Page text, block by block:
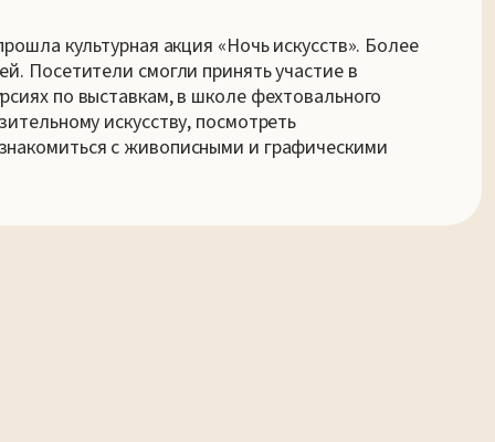
культурная акция «Ночь искусств». Более
Посетители смогли принять участие в
по выставкам, в школе фехтовального
искусству, посмотреть
с живописными и графическими